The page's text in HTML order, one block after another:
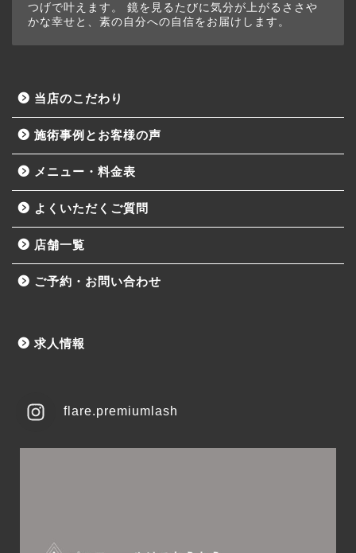
つげで叶えます。 鏡を見るたびに気分が上がるささや
かな幸せと、素の自分への自信をお届けします。
当店のこだわり
施術事例とお客様の声
メニュー・料金表
よくいただくご質問
店舗一覧
ご予約・お問い合わせ
求人情報
flare.premiumlash